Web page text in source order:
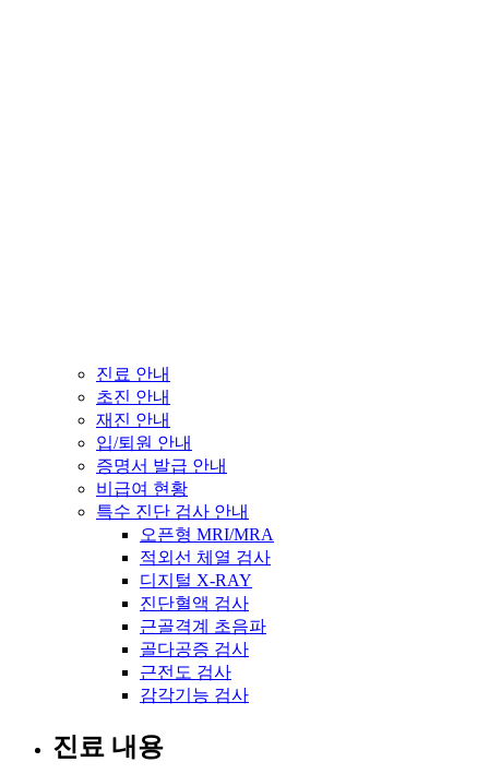
진료 안내
초진 안내
재진 안내
입/퇴원 안내
증명서 발급 안내
비급여 현황
특수 진단 검사 안내
오픈형 MRI/MRA
적외선 체열 검사
디지털 X-RAY
진단혈액 검사
근골격계 초음파
골다공증 검사
근전도 검사
감각기능 검사
진료 내용